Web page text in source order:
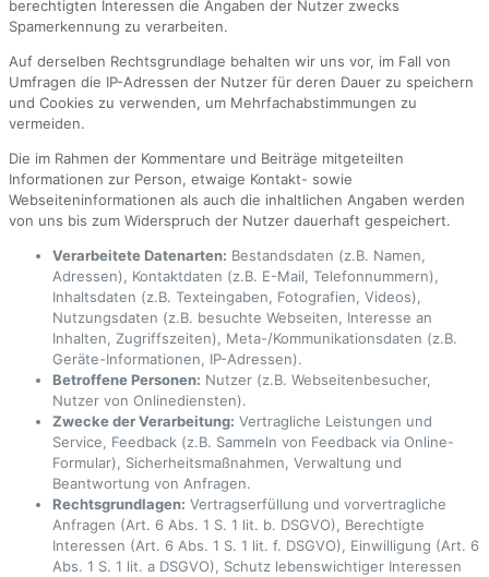
berechtigten Interessen die Angaben der Nutzer zwecks
Spamerkennung zu verarbeiten.
Auf derselben Rechtsgrundlage behalten wir uns vor, im Fall von
Umfragen die IP-Adressen der Nutzer für deren Dauer zu speichern
und Cookies zu verwenden, um Mehrfachabstimmungen zu
vermeiden.
Die im Rahmen der Kommentare und Beiträge mitgeteilten
Informationen zur Person, etwaige Kontakt- sowie
Webseiteninformationen als auch die inhaltlichen Angaben werden
von uns bis zum Widerspruch der Nutzer dauerhaft gespeichert.
Verarbeitete Datenarten: Bestandsdaten (z.B. Namen,
Adressen), Kontaktdaten (z.B. E-Mail, Telefonnummern),
Inhaltsdaten (z.B. Texteingaben, Fotografien, Videos),
Nutzungsdaten (z.B. besuchte Webseiten, Interesse an
Inhalten, Zugriffszeiten), Meta-/Kommunikationsdaten (z.B.
Geräte-Informationen, IP-Adressen).
Betroffene Personen: Nutzer (z.B. Webseitenbesucher,
Nutzer von Onlinediensten).
Zwecke der Verarbeitung: Vertragliche Leistungen und
Service, Feedback (z.B. Sammeln von Feedback via Online-
Formular), Sicherheitsmaßnahmen, Verwaltung und
Beantwortung von Anfragen.
Rechtsgrundlagen: Vertragserfüllung und vorvertragliche
Anfragen (Art. 6 Abs. 1 S. 1 lit. b. DSGVO), Berechtigte
Interessen (Art. 6 Abs. 1 S. 1 lit. f. DSGVO), Einwilligung (Art. 6
Abs. 1 S. 1 lit. a DSGVO), Schutz lebenswichtiger Interessen